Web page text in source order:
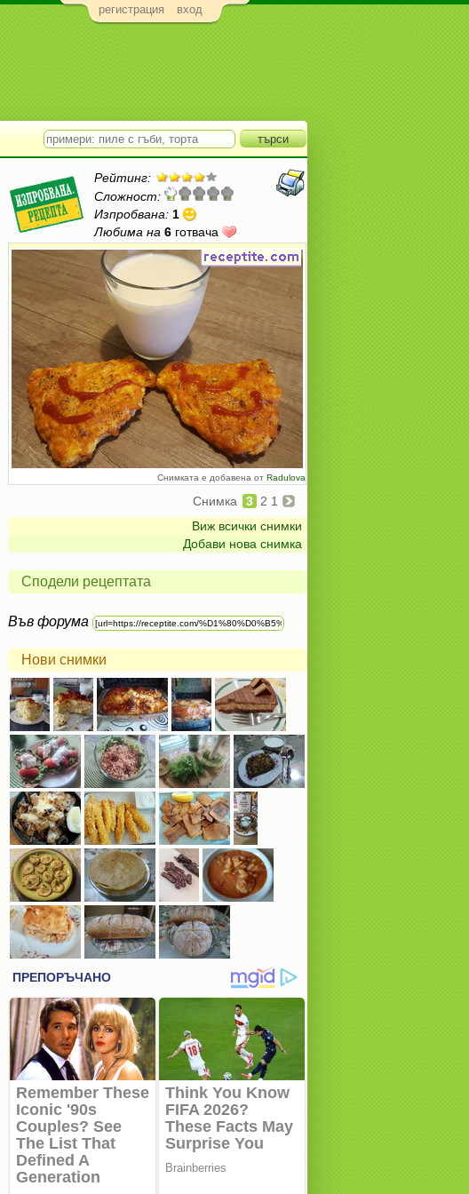
регистрация вход
Рейтинг:
Сложност:
Изпробвана: 1
Любима на 6 готвача
Снимката е добавена от Radulova
Снимка 3 2 1
Виж всички снимки
Добави нова снимка
Сподели рецептата
Във форума
Нови снимки